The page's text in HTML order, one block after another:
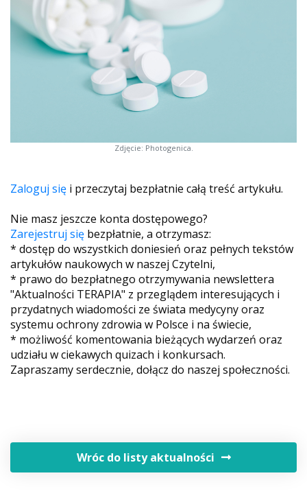
Zdjęcie: Photogenica.
Zaloguj się i przeczytaj bezpłatnie całą treść artykułu.
Nie masz jeszcze konta dostępowego?
Zarejestruj się bezpłatnie, a otrzymasz:
* dostęp do wszystkich doniesień oraz pełnych tekstów
artykułów naukowych w naszej Czytelni,
* prawo do bezpłatnego otrzymywania newslettera
"Aktualności TERAPIA" z przeglądem interesujących i
przydatnych wiadomości ze świata medycyny oraz
systemu ochrony zdrowia w Polsce i na świecie,
* możliwość komentowania bieżących wydarzeń oraz
udziału w ciekawych quizach i konkursach.
Zapraszamy serdecznie, dołącz do naszej społeczności.
Wróc do listy aktualności